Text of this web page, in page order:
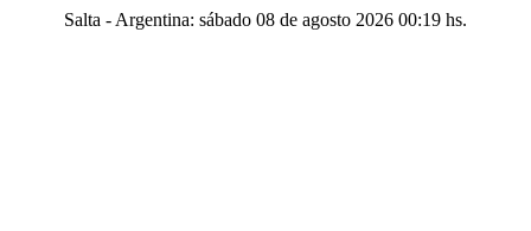
Salta - Argentina: sábado 08 de agosto 2026 00:19 hs.